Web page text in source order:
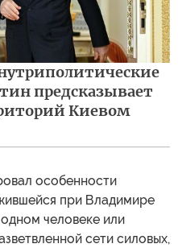
предсказывает
Киевом
особенности
при Владимире
человеке или
сети силовых,